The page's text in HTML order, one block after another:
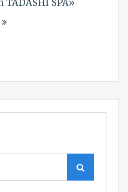
TADASHI SPA»
Buscar